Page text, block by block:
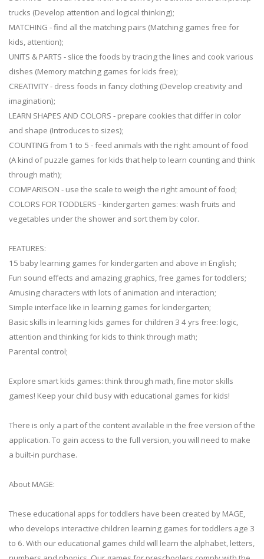
trucks (Develop attention and logical thinking);
MATCHING - find all the matching pairs (Matching games free for
kids, attention);
UNITS & PARTS - slice the foods by tracing the lines and cook various
dishes (Memory matching games for kids free);
CREATIVITY - dress foods in fancy clothing (Develop creativity and
imagination);
LEARN SHAPES AND COLORS - prepare cookies that differ in color
and shape (Introduces to sizes);
COUNTING from 1 to 5 - feed animals with the right amount of food
(A kind of puzzle games for kids that help to learn counting and think
through math);
COMPARISON - use the scale to weigh the right amount of food;
COLORS FOR TODDLERS - kindergarten games: wash fruits and
vegetables under the shower and sort them by color.
FEATURES:
15 baby learning games for kindergarten and above in English;
Fun sound effects and amazing graphics, free games for toddlers;
Amusing characters with lots of animation and interaction;
Simple interface like in learning games for kindergarten;
Basic skills in learning kids games for children 3 4 yrs free: logic,
attention and thinking for kids to think through math;
Parental control;
Explore smart kids games: think through math, fine motor skills
games! Keep your child busy with educational games for kids!
There is only a part of the content available in the free version of the
application. To gain access to the full version, you will need to make
a built-in purchase.
About MAGE:
These educational apps for toddlers have been created by MAGE,
who develops interactive children learning games for toddlers age 3
to 6. With our educational games child will learn the alphabet, letters,